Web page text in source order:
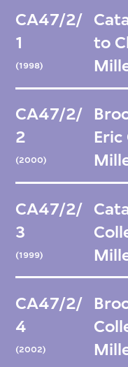
CA47/2/
1
(1998)
to
CA47/2/
2
(2000)
CA47/2/
3
(1999)
CA47/2/
4
(2002)